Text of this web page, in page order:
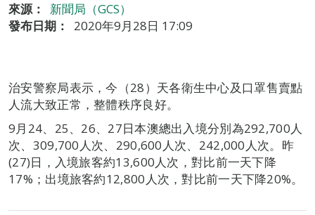
來源：
新聞局（GCS）
發布日期：
2020年9月28日 17:09
治安警察局表示，今（28）天各衛生中心及口罩售賣點
人流大致正常，整體秩序良好。
9月24、25、26、27日本澳總出入境分別為292,700人
次、309,700人次、290,600人次、242,000人次。昨
(27)日，入境旅客約13,600人次，對比前一天下降
17%；出境旅客約12,800人次，對比前一天下降20%。